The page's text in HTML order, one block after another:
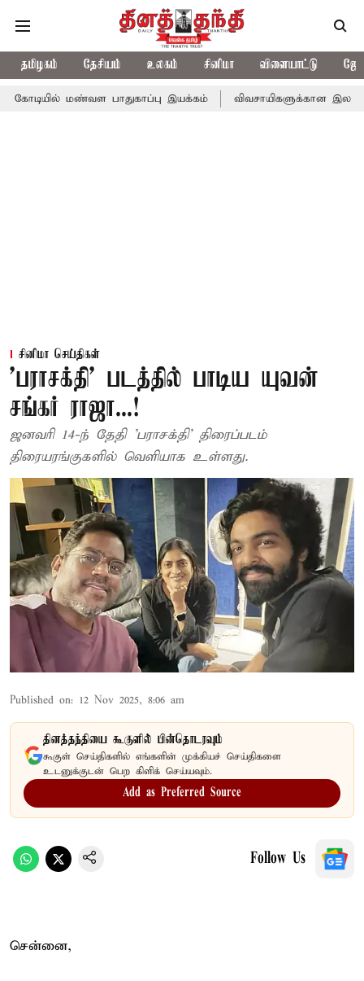
தமிழகம் தேசியம் உலகம் சினிமா விளையாட்டு
பாதுகாப்பு இயக்கம் விவசாயிகளுக்கான இலவச
சினிமா செய்திகள்
'பராசக்தி' படத்தில் பாடிய யுவன்
சங்கர் ராஜா...!
ஜனவரி 14-ந் தேதி 'பராசக்தி' திரைப்படம்
திரையரங்குகளில் வெளியாக உள்ளது.
Published on: 12 Nov 2025, 8:06 am
தினத்தந்தியை கூகுளில் பின்தொடரவும்
கூகுள் செய்திகளில் எங்களின் முக்கியச் செய்திகளை
உடனுக்குடன் பெற கிளிக் செய்யவும்.
Add as Preferred Source
Follow Us
சென்னை,